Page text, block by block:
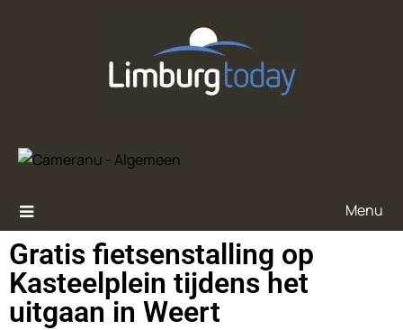
Menu
Gratis fietsenstalling op
Kasteelplein tijdens het
uitgaan in Weert